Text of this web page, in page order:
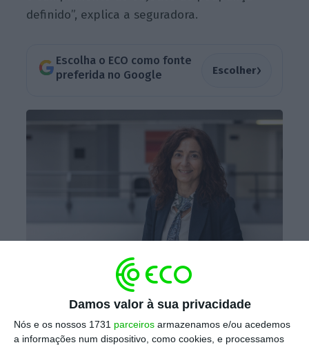
Damos valor à sua privacidade
Nós e os nossos 1731 parceiros armazenamos e/ou acedemos
a informações num dispositivo, como cookies, e processamos
definido”, explica a seguradora.
Escolha o ECO como fonte
preferida no Google
Escolher›
Para a administradora da BPI VeP, Isabel Semião, o objetivo é ”
garantir que o objetivo de poupança definido é cumprido,
Hugo Amaral/ECO